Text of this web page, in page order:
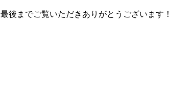
最後までご覧いただきありがとうございます！